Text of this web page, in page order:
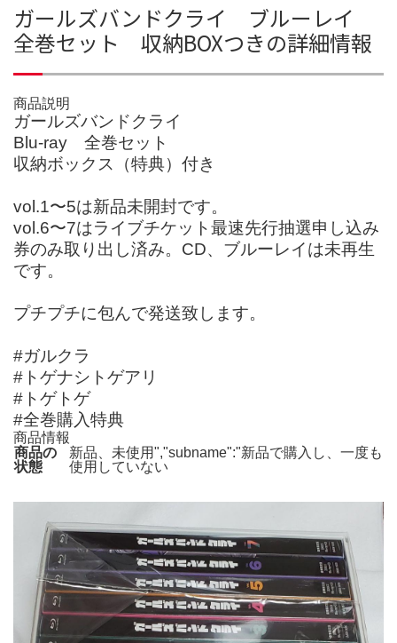
ガールズバンドクライ ブルーレイ
全巻セット 収納BOXつきの詳細情報
商品説明
ガールズバンドクライ
Blu-ray 全巻セット
収納ボックス（特典）付き
vol.1〜5は新品未開封です。
vol.6〜7はライブチケット最速先行抽選申し込み
券のみ取り出し済み。CD、ブルーレイは未再生
です。
プチプチに包んで発送致します。
#ガルクラ
#トゲナシトゲアリ
#トゲトゲ
#全巻購入特典
商品情報
商品の
状態
新品、未使用","subname":"新品で購入し、一度も
使用していない